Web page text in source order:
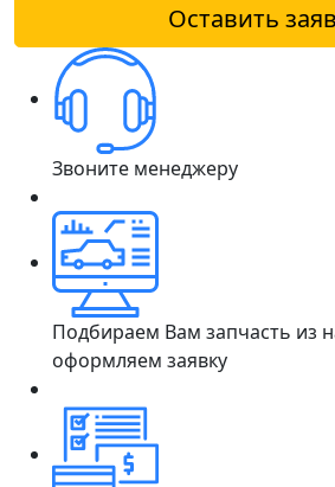
Оставить
Звоните менеджеру
Подбираем Вам запчасть из
оформляем заявку